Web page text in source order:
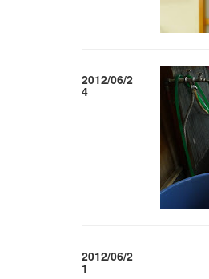
2012/06/2
4
2012/06/2
1